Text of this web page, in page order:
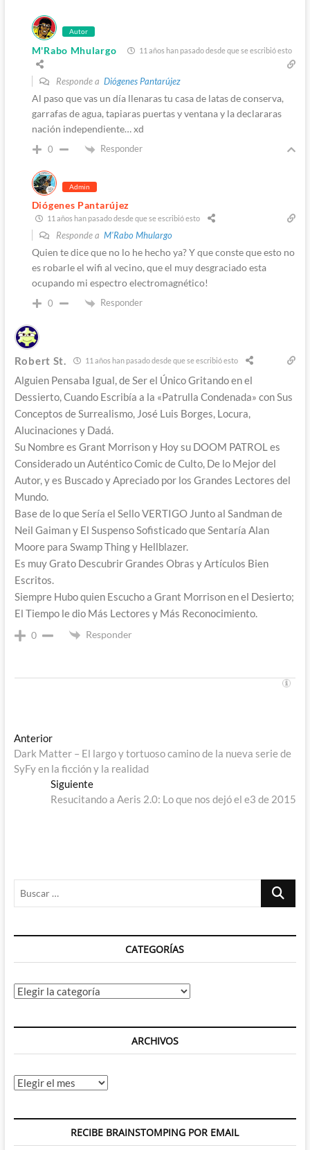
Autor
M'Rabo Mhulargo 11 años han pasado desde que se escribió esto
Responde a Diógenes Pantarújez
Al paso que vas un día llenaras tu casa de latas de conserva,
garrafas de agua, tapiaras puertas y ventana y la declararas
nación independiente… xd
0 Responder
Admin
Diógenes Pantarújez
11 años han pasado desde que se escribió esto
Responde a M'Rabo Mhulargo
Quien te dice que no lo he hecho ya? Y que conste que esto no
es robarle el wifi al vecino, que el muy desgraciado esta
ocupando mi espectro electromagnético!
0 Responder
Robert St. 11 años han pasado desde que se escribió esto
Alguien Pensaba Igual, de Ser el Único Gritando en el
Dessierto, Cuando Escribía a la «Patrulla Condenada» con Sus
Conceptos de Surrealismo, José Luis Borges, Locura,
Alucinaciones y Dadá.
Su Nombre es Grant Morrison y Hoy su DOOM PATROL es
Considerado un Auténtico Comic de Culto, De lo Mejor del
Autor, y es Buscado y Apreciado por los Grandes Lectores del
Mundo.
Base de lo que Sería el Sello VERTIGO Junto al Sandman de
Neil Gaiman y El Suspenso Sofisticado que Sentaría Alan
Moore para Swamp Thing y Hellblazer.
Es muy Grato Descubrir Grandes Obras y Artículos Bien
Escritos.
Siempre Hubo quien Escucho a Grant Morrison en el Desierto;
El Tiempo le dio Más Lectores y Más Reconocimiento.
0 Responder
Navegación
de
entradas
AnteriorEntrada
anterior:
Dark Matter – El largo y tortuoso camino de la nueva serie de
SyFy en la ficción y la realidad
SiguienteEntrada
siguiente:
Resucitando a Aeris 2.0: Lo que nos dejó el e3 de 2015
Buscar
CATEGORÍAS
Categorías
ARCHIVOS
Archivos
RECIBE BRAINSTOMPING POR EMAIL